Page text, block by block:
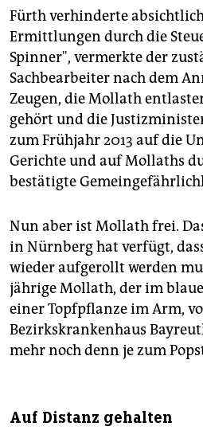
Fürth verhinderte
Ermittlungen durch die
Spinner", vermerkte der
Sachbearbeiter nach dem
Zeugen, die Mollath
gehört und die
zum Frühjahr 2013 auf die
Gerichte und auf Mollaths
bestätigte
Nun aber ist Mollath frei.
in Nürnberg hat verfügt,
wieder aufgerollt werden
jährige Mollath, der im
einer Topfpflanze im Arm,
Bezirkskrankenhaus
mehr noch denn je zum
Auf Distanz gehalten